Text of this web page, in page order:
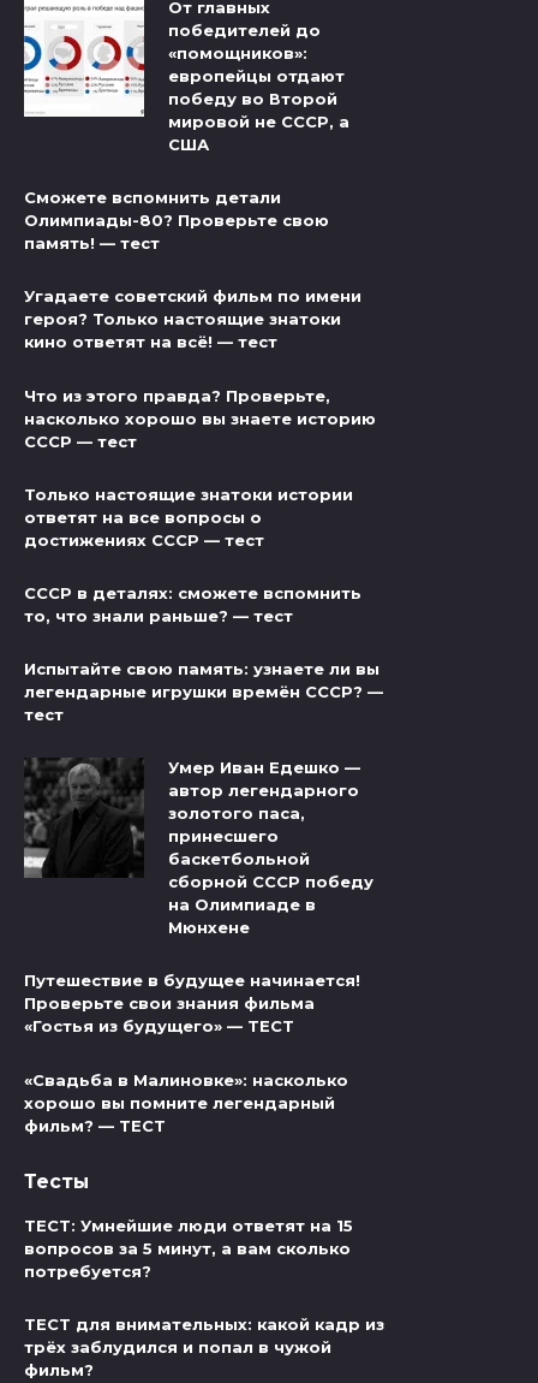
От главных
победителей до
«помощников»:
европейцы отдают
победу во Второй
мировой не СССР, а
США
Сможете вспомнить детали
Олимпиады-80? Проверьте свою
память! — тест
Угадаете советский фильм по имени
героя? Только настоящие знатоки
кино ответят на всё! — тест
Что из этого правда? Проверьте,
насколько хорошо вы знаете историю
СССР — тест
Только настоящие знатоки истории
ответят на все вопросы о
достижениях СССР — тест
СССР в деталях: сможете вспомнить
то, что знали раньше? — тест
Испытайте свою память: узнаете ли вы
легендарные игрушки времён СССР? —
тест
Умер Иван Едешко —
автор легендарного
золотого паса,
принесшего
баскетбольной
сборной СССР победу
на Олимпиаде в
Мюнхене
Путешествие в будущее начинается!
Проверьте свои знания фильма
«Гостья из будущего» — ТЕСТ
«Свадьба в Малиновке»: насколько
хорошо вы помните легендарный
фильм? — ТЕСТ
Тесты
ТЕСТ: Умнейшие люди ответят на 15
вопросов за 5 минут, а вам сколько
потребуется?
ТЕСТ для внимательных: какой кадр из
трёх заблудился и попал в чужой
фильм?